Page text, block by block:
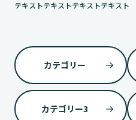
テキストテキストテキストテキスト
カテゴリー
カテゴリー3